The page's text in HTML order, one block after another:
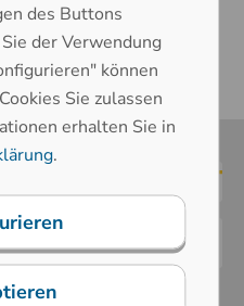
des Buttons
der Verwendung
können
Sie zulassen
erhalten Sie in
.